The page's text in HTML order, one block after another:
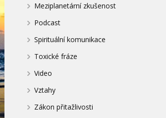
Meziplanetární zkušenost
Podcast
Spirituální komunikace
Toxické fráze
Video
Vztahy
Zákon přitažlivosti